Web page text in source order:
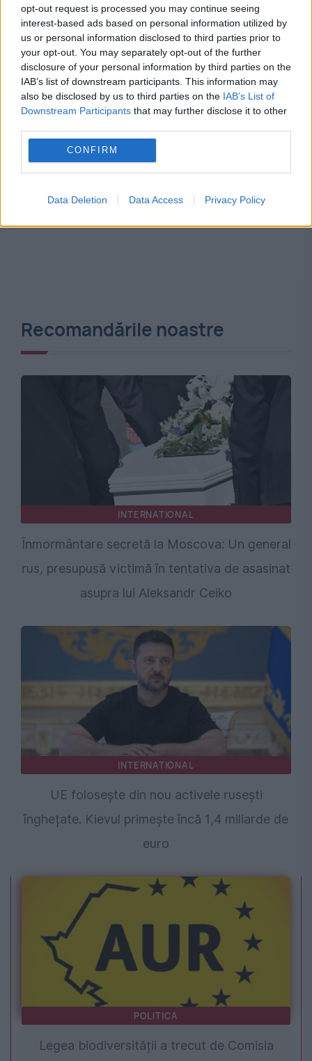
opt-out request is processed you may continue seeing
interest-based ads based on personal information utilized by
us or personal information disclosed to third parties prior to
your opt-out. You may separately opt-out of the further
disclosure of your personal information by third parties on the
IAB’s list of downstream participants. This information may
also be disclosed by us to third parties on the IAB’s List of
Downstream Participants that may further disclose it to other
CONFIRM
Data Deletion Data Access Privacy Policy
daniel chirita interviu razboi rusia
ucraina
Recomandările noastre
INTERNATIONAL
Înmormântare secretă la Moscova: Un general
rus, presupusă victimă în tentativa de asasinat
asupra lui Aleksandr Ceiko
INTERNATIONAL
UE folosește din nou activele rusești
înghețate. Kievul primește încă 1,4 miliarde de
euro
POLITICA
Legea biodiversității a trecut de Comisia